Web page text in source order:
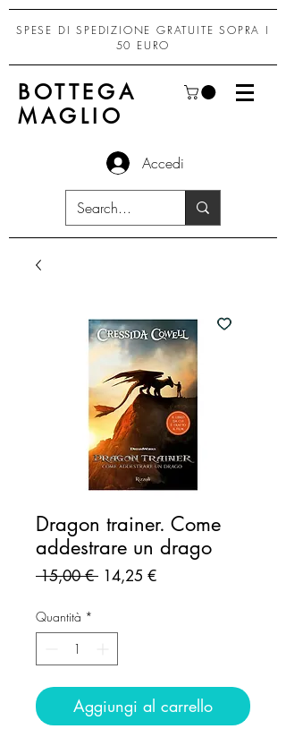
SPESE DI SPEDIZIONE GRATUITE SOPRA I
50 EURO
BOTTEGA
MAGLIO
Accedi
Dragon trainer. Come
addestrare un drago
15,00 € Prezzo
14,25 €Prezzo
Quantità *
Aggiungi al carrello